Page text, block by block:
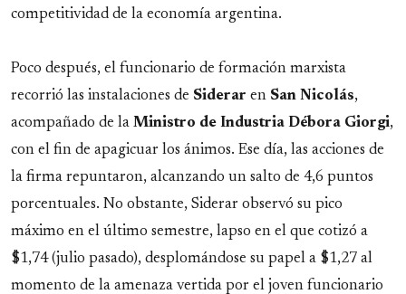
competitividad de la economía argentina.
Poco después, el funcionario de formación marxista
recorrió las instalaciones de Siderar en San Nicolás,
acompañado de la Ministro de Industria Débora Giorgi,
con el fin de apagicuar los ánimos. Ese día, las acciones de
la firma repuntaron, alcanzando un salto de 4,6 puntos
porcentuales. No obstante, Siderar observó su pico
máximo en el último semestre, lapso en el que cotizó a
$1,74 (julio pasado), desplomándose su papel a $1,27 al
momento de la amenaza vertida por el joven funcionario